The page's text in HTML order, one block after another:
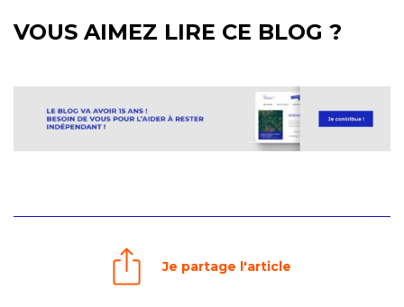
VOUS AIMEZ LIRE CE BLOG ?
Je partage l'article